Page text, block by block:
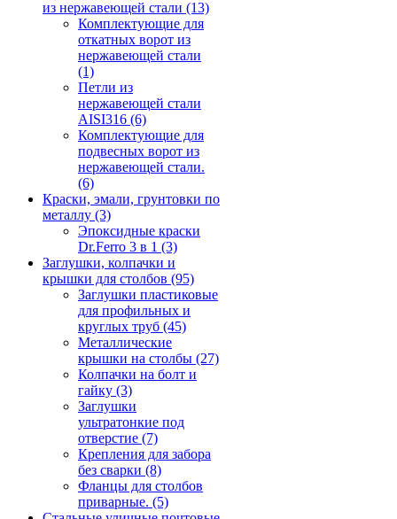
из нержавеющей стали (13)
Комплектующие для
откатных ворот из
нержавеющей стали
(1)
Петли из
нержавеющей стали
AISI316 (6)
Комплектующие для
подвесных ворот из
нержавеющей стали.
(6)
Краски, эмали, грунтовки по
металлу (3)
Эпоксидные краски
Dr.Ferro 3 в 1 (3)
Заглушки, колпачки и
крышки для столбов (95)
Заглушки пластиковые
для профильных и
круглых труб (45)
Металлические
крышки на столбы (27)
Колпачки на болт и
гайку (3)
Заглушки
ультратонкие под
отверстие (7)
Крепления для забора
без сварки (8)
Фланцы для столбов
приварные. (5)